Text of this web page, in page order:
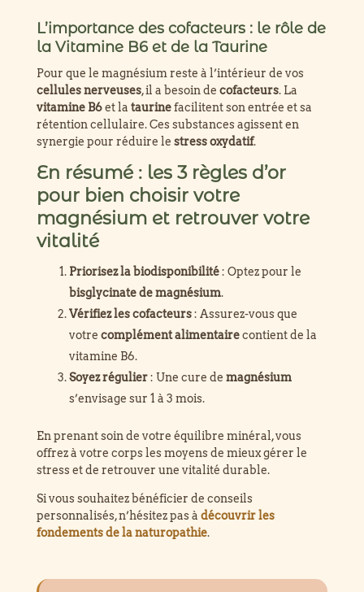
L’importance des cofacteurs : le rôle de
la Vitamine B6 et de la Taurine
Pour que le magnésium reste à l’intérieur de vos
cellules nerveuses, il a besoin de cofacteurs. La
vitamine B6et la taurinefacilitent son entrée et sa
rétention cellulaire. Ces substances agissent en
synergie pour réduire le stress oxydatif.
En résumé : les 3 règles d’or
pour bien choisir votre
magnésium et retrouver votre
vitalité
Priorisez la biodisponibilité: Optez pour le
bisglycinate de magnésium.
Vérifiez les cofacteurs: Assurez-vous que
votre complément alimentairecontient de la
vitamine B6.
Soyez régulier: Une cure de magnésium
s’envisage sur 1 à 3 mois.
En prenant soin de votre équilibre minéral, vous
offrez à votre corps les moyens de mieux gérer le
stress et de retrouver une vitalité durable.
Si vous souhaitez bénéficier de conseils
personnalisés, n’hésitez pas à découvrir les
fondements de la naturopathie.